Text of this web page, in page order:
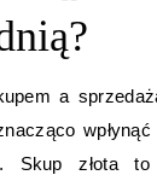
a
Skup złota